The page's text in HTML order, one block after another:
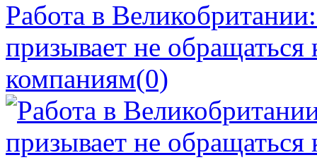
Работа в
призывает не
компаниям(0)